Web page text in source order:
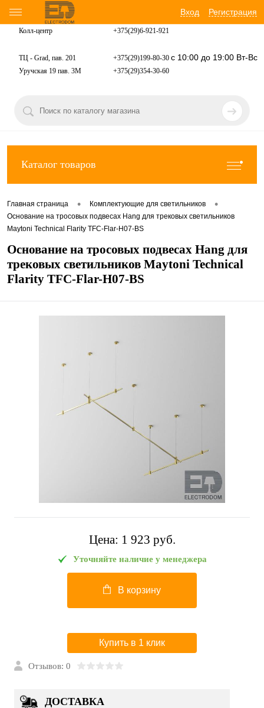
Вход Регистрация
Колл-центр +375(29)6-921-921
ТЦ - Grad, пав. 201 +375(29)199-80-30 с 10:00 до 19:00 Вт-Вс
Уручская 19 пав. 3М +375(29)354-30-60
Каталог товаров
Главная страница • Комплектующие для светильников •
Основание на тросовых подвесах Hang для трековых светильников
Maytoni Technical Flarity TFC-Flar-H07-BS
Основание на тросовых подвесах Hang для
трековых светильников Maytoni Technical
Flarity TFC-Flar-H07-BS
Цена: 1 923 pуб.
Уточняйте наличие у менеджера
В корзину
Купить в 1 клик
Отзывов: 0
ДОСТАВКА